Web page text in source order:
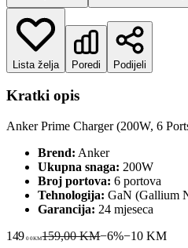
Lista želja Poredi Podijeli
Kratki opis
Anker Prime Charger (200W, 6
Brend: Anker
Ukupna snaga: 200W
Broj portova: 6 portova
Tehnologija: GaN (Gallium
Garancija: 24 mjeseca
149 00KM159,00 KM−6%−10 KM